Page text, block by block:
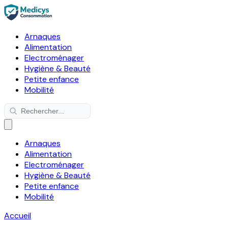
Arnaques
Alimentation
Electroménager
Hygiène & Beauté
Petite enfance
Mobilité
Arnaques
Alimentation
Electroménager
Hygiène & Beauté
Petite enfance
Mobilité
Accueil